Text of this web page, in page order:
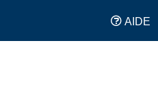
AIDE